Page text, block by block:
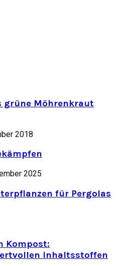
grüne Möhrenkraut
2018
2025
für Pergolas
Kompost:
Inhaltsstoffen